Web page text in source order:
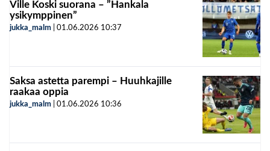
Ville Koski suorana – ”Hankala
ysikymppinen”
jukka_malm 01.06.2026 10:37
Saksa astetta parempi – Huuhkajille
raakaa oppia
jukka_malm 01.06.2026 10:36